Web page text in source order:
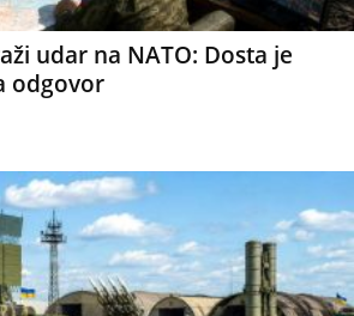
udar na NATO: Dosta je
odgovor